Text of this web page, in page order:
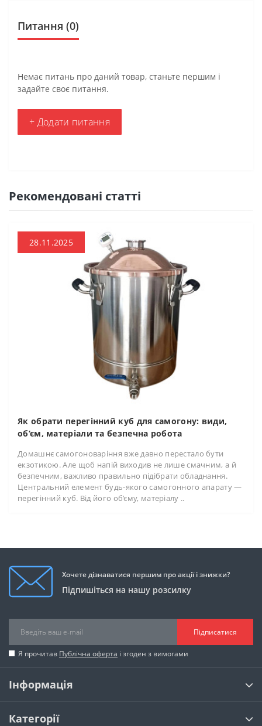
Питання (0)
Немає питань про даний товар, станьте першим і
задайте своє питання.
+ Додати питання
Рекомендовані статті
28.11.2025
Як обрати перегінний куб для самогону: види,
об’єм, матеріали та безпечна робота
Домашнє самогоноваріння вже давно перестало бути
екзотикою. Але щоб напій виходив не лише смачним, а й
безпечним, важливо правильно підібрати обладнання.
Центральний елемент будь-якого самогонного апарату —
перегінний куб. Від його об’єму, матеріалу ..
Хочете дізнаватися першим про акції і знижки?
Підпишіться на нашу розсилку
Підписатися
Я прочитав Публічна оферта і згоден з вимогами
Інформація
Категорії